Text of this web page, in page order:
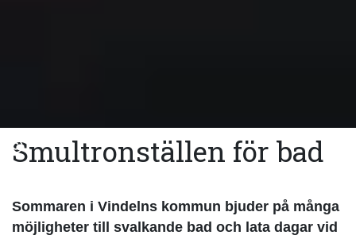
Smultronställen för bad
Sommaren i Vindelns kommun bjuder på många
möjligheter till svalkande bad och lata dagar vid